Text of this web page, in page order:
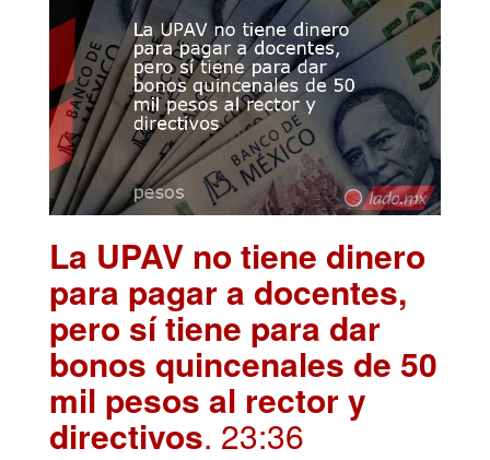
La UPAV no tiene dinero
para pagar a docentes,
pero sí tiene para dar
bonos quincenales de 50
mil pesos al rector y
directivos. 23:36